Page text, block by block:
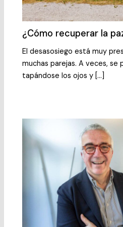
¿Cómo recuperar la
El desasosiego está muy
muchas parejas. A veces,
tapándose los ojos y […]